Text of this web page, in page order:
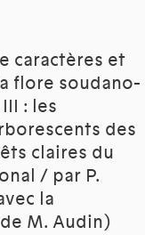
caractères et
flore soudano-
: les
des
claires du
/ par P.
la
M. Audin)